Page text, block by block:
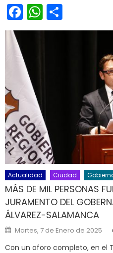
Facebook
WhatsApp
Actualidad Ciudad
MÁS DE MIL PERSONAS
JURAMENTO DEL
ÁLVAREZ-SALAMANCA
Posted on
Martes, 7 de Enero de 2025
Con un aforo completo, en el